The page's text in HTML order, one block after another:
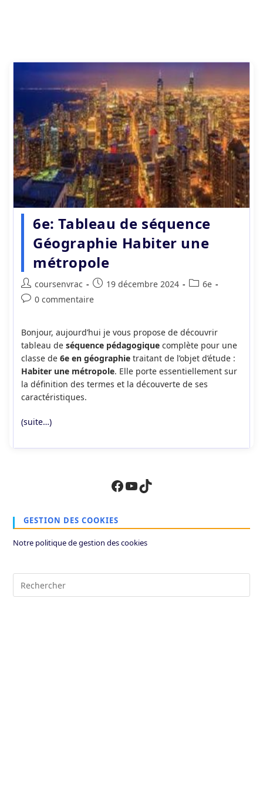
6e: Tableau de séquence
Géographie Habiter une
métropole
Auteur/autrice
de
coursenvrac
Publication
publiée :
19 décembre 2024
Post6e
Commentaires
publication :
0 commentaire
Bonjour, aujourd’hui je vous propose de découvrir
tableau de séquence pédagogiquecomplète pour une
classe de 6e en géographietraitant de l’objet d’étude :
Habiter une métropole. Elle porte essentiellement sur
la définition des termes et la découverte de ses
caractéristiques.
(suite…)
Facebook
YouTube
TikTok
GESTION DES COOKIES
Notre politique de gestion des cookies